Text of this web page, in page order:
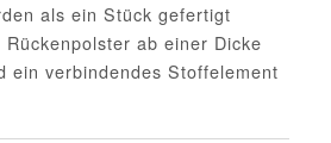
als ein Stück gefertigt
ab einer Dicke
ein verbindendes Stoffelement